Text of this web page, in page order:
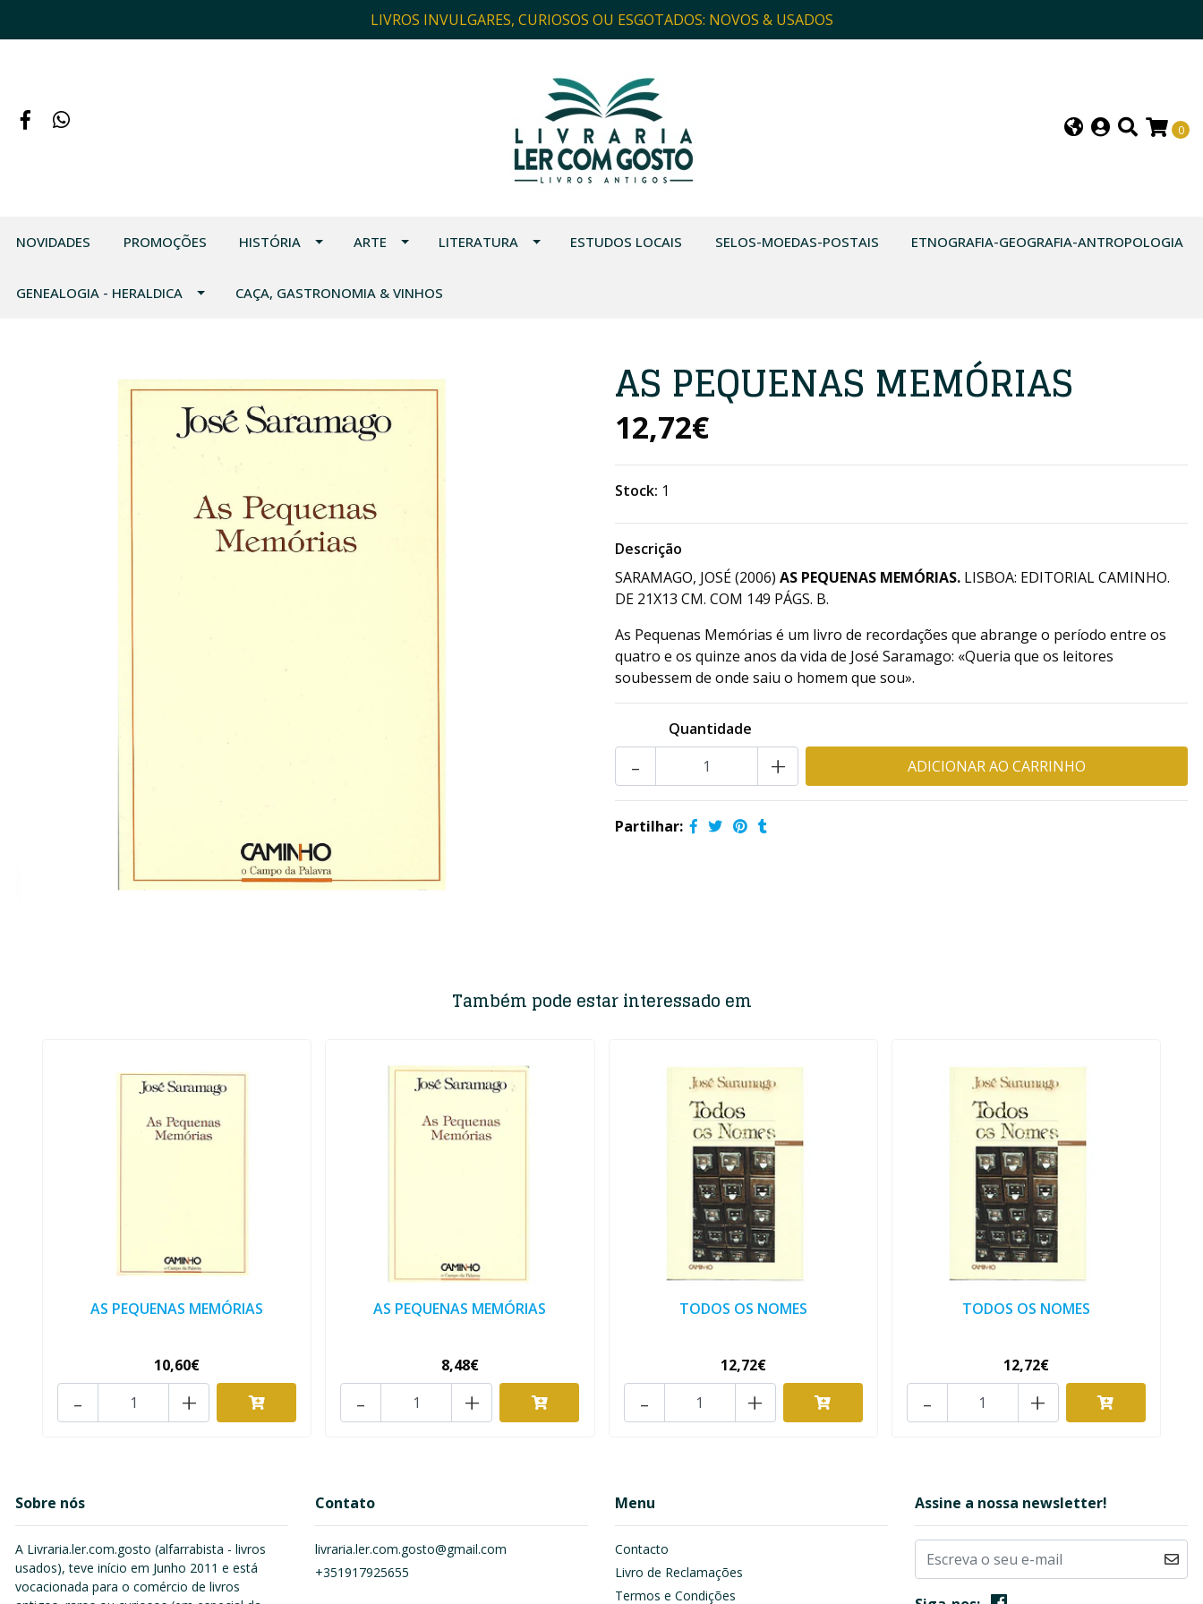
LIVROS INVULGARES, CURIOSOS OU ESGOTADOS: NOVOS & USADOS
0
NOVIDADES PROMOÇÕES HISTÓRIA ARTE LITERATURA ESTUDOS LOCAIS SELOS-MOEDAS-POSTAIS ETNOGRAFIA-GEOGRAFIA-ANTROPOLOGIA
GENEALOGIA - HERALDICA CAÇA, GASTRONOMIA & VINHOS
AS PEQUENAS MEMÓRIAS
12,72€
Stock: 1
Descrição
SARAMAGO, JOSÉ (2006) AS PEQUENAS MEMÓRIAS. LISBOA: EDITORIAL CAMINHO.
DE 21X13 CM. COM 149 PÁGS. B.
As Pequenas Memórias é um livro de recordações que abrange o período entre os
quatro e os quinze anos da vida de José Saramago: «Queria que os leitores
soubessem de onde saiu o homem que sou».
Quantidade
+
-
Partilhar:
Também pode estar interessado em
AS PEQUENAS MEMÓRIAS
10,60€
+
-
AS PEQUENAS MEMÓRIAS
8,48€
+
-
TODOS OS NOMES
12,72€
+
-
TODOS OS NOMES
12,72€
+
-
Sobre nós
A Livraria.ler.com.gosto (alfarrabista - livros
usados), teve início em Junho 2011 e está
vocacionada para o comércio de livros
Contato
livraria.ler.com.gosto@gmail.com
+351917925655
Menu
Contacto
Livro de Reclamações
Termos e Condições
Assine a nossa newsletter!